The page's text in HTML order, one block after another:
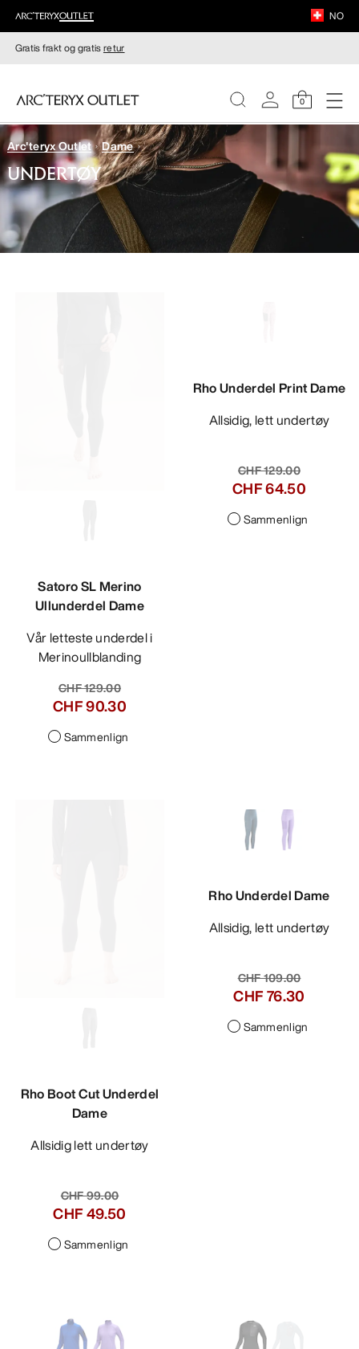
NO
Gratis frakt og gratisretur
0
DAMER
HERRER
Arc'teryx Outlet Dame
UNDERTØY
Satoro SL Merino
Ullunderdel Dame
Vår letteste underdel i
Merinoullblanding
CHF 129.00
CHF 90.30
Sammenlign
Rho Underdel Print Dame
Allsidig, lett undertøy
CHF 129.00
CHF 64.50
Sammenlign
Rho Boot Cut Underdel
Dame
Allsidig lett undertøy
CHF 99.00
CHF 49.50
Sammenlign
Rho Underdel Dame
Allsidig, lett undertøy
CHF 109.00
CHF 76.30
Sammenlign